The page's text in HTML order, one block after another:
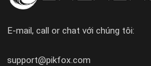
E-mail, call or chat với chúng tôi:
support@pikfox.com